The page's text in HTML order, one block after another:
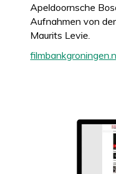
Apeldoornsche
Aufnahmen von
Maurits Levie.